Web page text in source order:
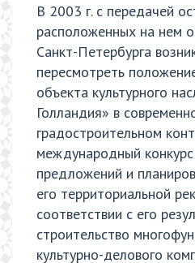
В 2003 г. с передачей
расположенных на нем
Санкт-Петербурга
пересмотреть
объекта культурного
Голландия» в
градостроительном
международный
предложений и
его территориальной
соответствии с его
строительство
культурно-делового